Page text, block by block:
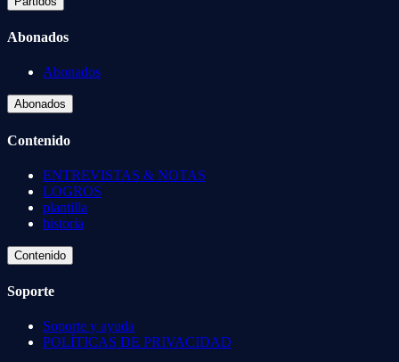
Abonados
Abonados
Abonados
Contenido
ENTREVISTAS & NOTAS
LOGROS
plantilla
historia
Contenido
Soporte
Soporte y ayuda
POLÍTICAS DE PRIVACIDAD